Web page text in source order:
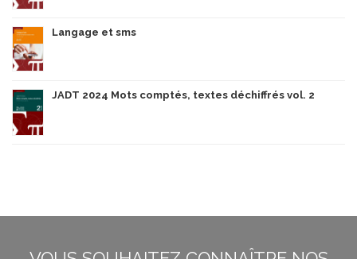
Langage et sms
JADT 2024 Mots comptés, textes déchiffrés vol. 2